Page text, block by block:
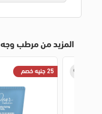
المزيد من مرطب وجه
25 جنيه خصم